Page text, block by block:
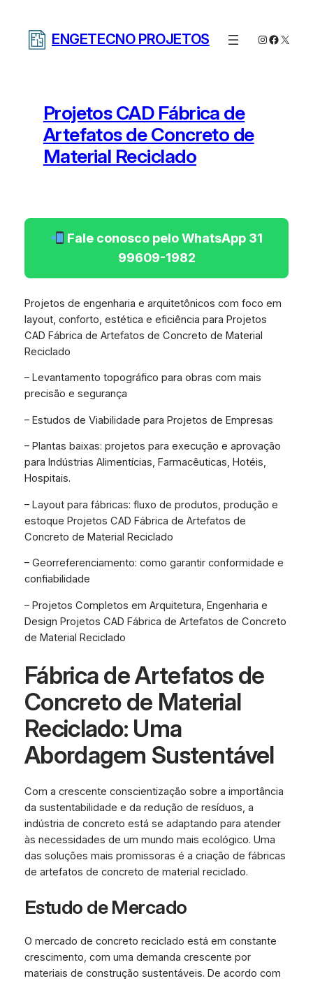
ENGETECNO PROJETOS Instagram
X
Projetos CAD Fábrica de
Artefatos de Concreto de
Material Reciclado
Fale conosco pelo WhatsApp 31
99609-1982
Projetos de engenharia e arquitetônicos com foco em
layout, conforto, estética e eficiência para Projetos
CAD Fábrica de Artefatos de Concreto de Material
Reciclado
– Levantamento topográfico para obras com mais
precisão e segurança
– Estudos de Viabilidade para Projetos de Empresas
– Plantas baixas: projetos para execução e aprovação
para Indústrias Alimentícias, Farmacêuticas, Hotéis,
Hospitais.
– Layout para fábricas: fluxo de produtos, produção e
estoque Projetos CAD Fábrica de Artefatos de
Concreto de Material Reciclado
– Georreferenciamento: como garantir conformidade e
confiabilidade
– Projetos Completos em Arquitetura, Engenharia e
Design Projetos CAD Fábrica de Artefatos de Concreto
de Material Reciclado
Fábrica de Artefatos de
Concreto de Material
Reciclado: Uma
Abordagem Sustentável
Com a crescente conscientização sobre a importância
da sustentabilidade e da redução de resíduos, a
indústria de concreto está se adaptando para atender
às necessidades de um mundo mais ecológico. Uma
das soluções mais promissoras é a criação de fábricas
de artefatos de concreto de material reciclado.
Estudo de Mercado
O mercado de concreto reciclado está em constante
crescimento, com uma demanda crescente por
materiais de construção sustentáveis. De acordo com